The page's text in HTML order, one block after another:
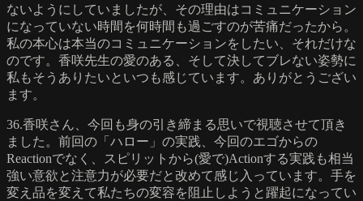
ないようにしていましたが、その理由はコミュニケーション
になっていない時間を何時間も過ごすのが苦痛だったから。
私の本心は本当のコミュニケーションをしたい、それだけな
のです。香咲先生の愛のある、そして決してブレない姿勢に
私もそうありたいといつも感じています。ありがとうござい
ます。
36.香咲さん、今回も身の引き締まる思いで視聴させて頂き
ました。前回の「ハロー」の実践、今回のエゴからの
Reactionでなく、スピリットから(愛で)Actionする実践も相当
強い意欲と注意力が必要だと改めて感じ入っています。手を
変え品を変えて私たちの変容を阻止しようと躍起になってい